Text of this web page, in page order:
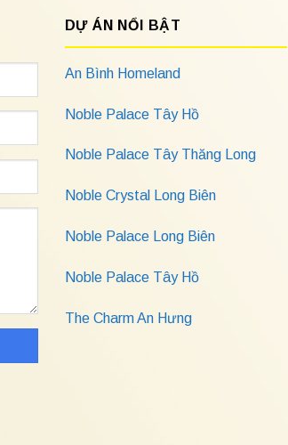
DỰ ÁN NỔI BẬT
An Bình Homeland
Noble Palace Tây Hồ
Noble Palace Tây Thăng Long
Noble Crystal Long Biên
Noble Palace Long Biên
Noble Palace Tây Hồ
The Charm An Hưng